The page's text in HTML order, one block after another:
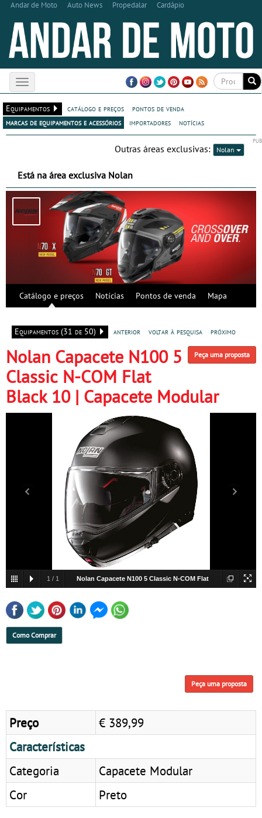
Andar de Moto Auto News Propedalar Cardápio
Toggle
navigation
Equipamentos
catálogo e preços
pontos de venda
marcas de equipamentos e acessórios
importadores notícias
Outras áreas exclusivas: Nolan
Está na área exclusiva Nolan
Catálogo e preços Notícias Pontos de venda Mapa
Equipamentos (31 de 50) anterior voltar à pesquisa próximo
Peça uma proposta
Nolan Capacete N100 5
Classic N-COM Flat
Black 10 | Capacete Modular
1 / 1 Nolan Capacete N100 5 Classic N-COM Flat
Como Comprar
Peça uma proposta
Preço
€ 389,99
Características
Categoria
Capacete Modular
Cor
Preto